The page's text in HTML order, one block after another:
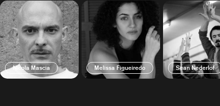
Nicola Mascia Melissa Figueiredo Sean Nederlof